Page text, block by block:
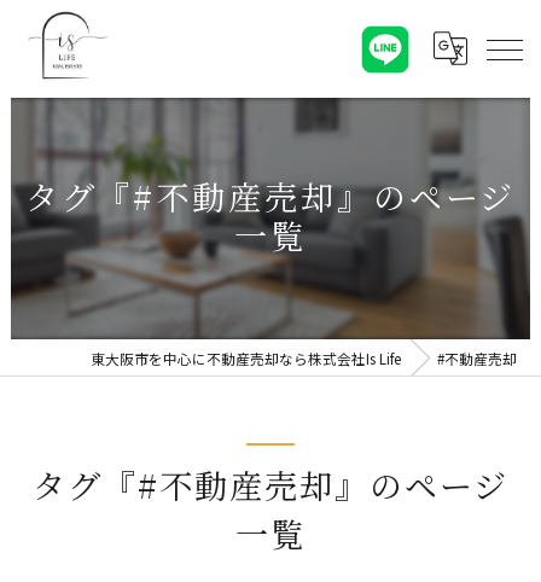
タグ『#不動産売却』のページ
一覧
東大阪市を中心に不動産売却なら株式会社Is Life #不動産売却
タグ『#不動産売却』のページ
一覧